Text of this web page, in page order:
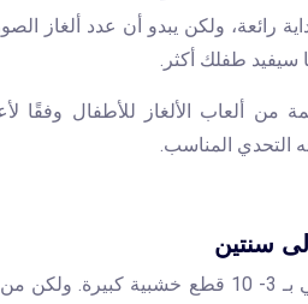
رائعة، ولكن يبدو أن عدد ألغاز
طفلك أكثر.
من ألعاب الألغاز للأطفال وفقًا
المناسب.
للأطفال بعمر عامين أو أقل، نوصي بـ 3- 10